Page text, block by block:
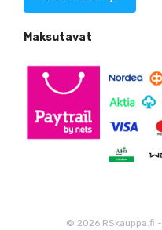
Maksutavat
© 2026 RSkauppa.fi -